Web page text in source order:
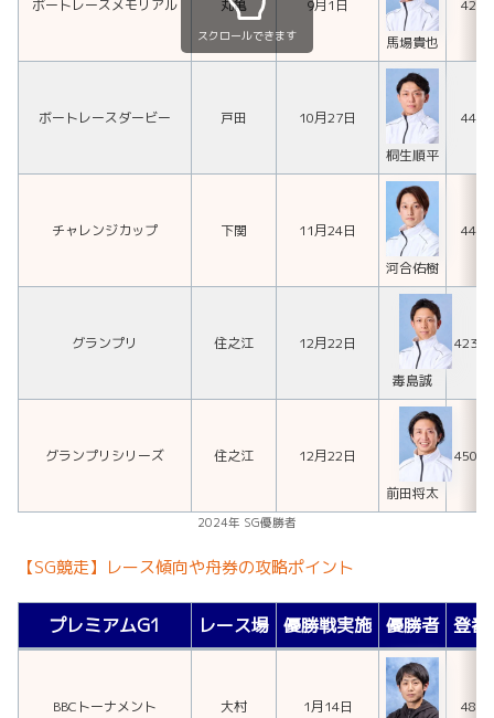
ボートレースメモリアル 丸亀 9月1日
馬場貴也
ボートレースダービー 戸田 10月27日
桐生順平
チャレンジカップ 下関 11月24日
河合佑樹
グランプリ 住之江 12月22日
毒島誠
グランプリシリーズ 住之江 12月22日
前田将太
スクロールできます
2024年 SG優勝者
【SG競走】レース傾向や舟券の攻略ポイント
プレミアムG1 レース場 優勝戦実施 優勝者 登
BBCトーナメント 大村 1月14日